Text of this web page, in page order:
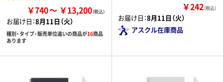
￥740 ￥13,200
お届け日：8月11日（火）
種別・タイプ・販売単位違いの商品が16商品
あります
￥242（税込）
お届け日：8月11日（火）
アスクル在庫商品